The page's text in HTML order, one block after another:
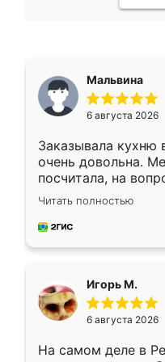
Мальвина
6 августа 2026
Заказывала кухню
очень довольна.
посчитала, на
Замерщик приехал
делу со всей
за день, ребята
Читать полностью
Игорь М.
6 августа 2026
На самом деле в